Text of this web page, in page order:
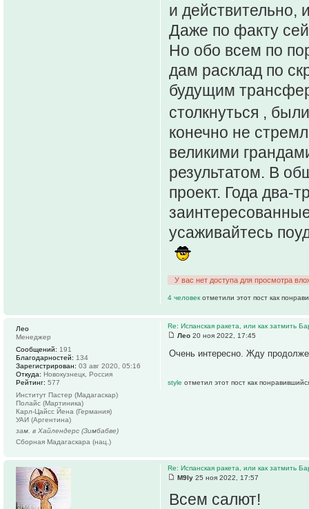
и действительно,
Даже по факту
Но обо всем по
дам расклад по
будущим
столкнуться ,
конечно не
великими
результатом. В
проект. Года два-
усаживайтесь
У вас нет доступа для просмотра
4 человек отметили этот пост как
Re: Испанская ракета, или как затмить
Лео 20 ноя 2022, 17:45
Очень интересно. Жду
style отметил этот пост как
Лео
Менеджер
Сообщений: 191
Благодарностей: 134
Зарегистрирован: 03 авг 2020, 05:16
Откуда: Новокузнецк, Россия
Рейтинг: 577
Институт Пастер (Мадагаскар)
Полайс (Мартиника)
Карл-Цайсс Йена (Германия)
УАИ (Аргентина)
зам. в Хайлендерс (Зимбабве)
Сборная Мадагаскара (нац.)
Re: Испанская ракета, или как затмить
M9Iy 25 ноя 2022, 17:57
Всем салют!